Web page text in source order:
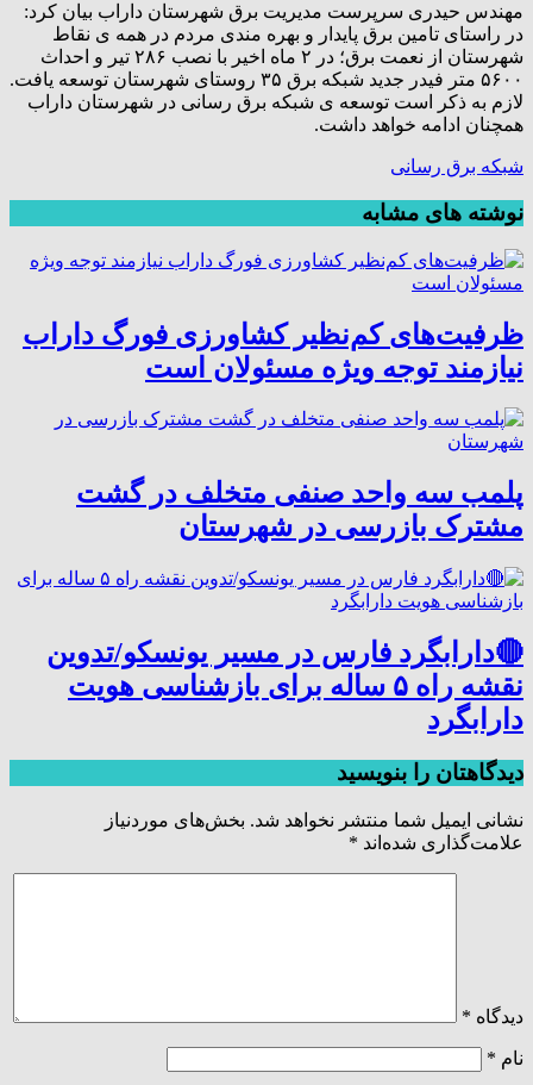
مهندس حیدری سرپرست مدیریت برق شهرستان داراب بیان کرد:
در راستای تامین برق پایدار و بهره مندی مردم در همه ی نقاط
شهرستان از نعمت برق؛ در ۲ ماه اخیر با نصب ۲۸۶ تیر و احداث
۵۶۰۰ متر فیدر جدید شبکه برق ۳۵ روستای شهرستان توسعه یافت.
لازم به ذکر است توسعه ی شبکه برق رسانی در شهرستان داراب
همچنان ادامه خواهد داشت.
شبکه برق رسانی
نوشته های مشابه
ظرفیت‌های کم‌نظیر کشاورزی فورگ داراب
نیازمند توجه ویژه مسئولان است
پلمب سه واحد صنفی متخلف در گشت
مشترک بازرسی در شهرستان
🔴دارابگرد فارس در مسیر یونسکو/تدوین
نقشه راه ۵ ساله برای بازشناسی هویت
دارابگرد
دیدگاهتان را بنویسید
نشانی ایمیل شما منتشر نخواهد شد. بخش‌های موردنیاز
علامت‌گذاری شده‌اند *
دیدگاه *
نام *